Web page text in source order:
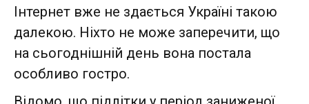
Інтернет вже не здається Україні такою
далекою. Ніхто не може заперечити, що
на сьогоднішній день вона постала
особливо гостро.